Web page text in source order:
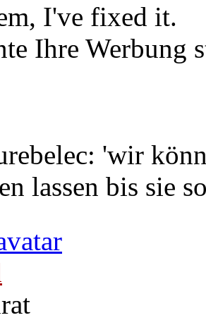
I've fixed it.
Ihre Werbung
'wir
lassen bis sie